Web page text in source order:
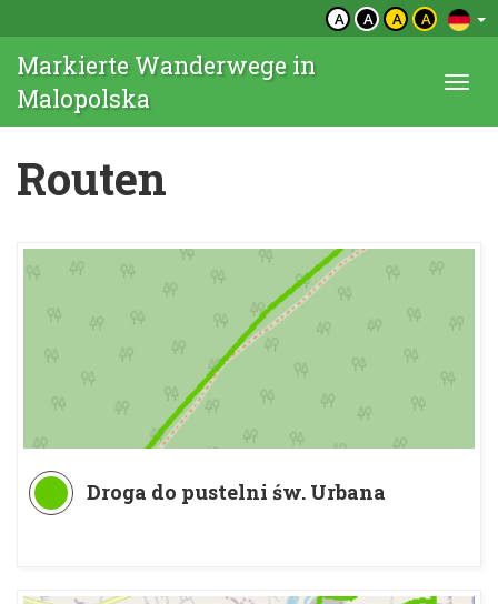
A A A A
Markierte Wanderwege in
Malopolska
Routen
Droga do pustelni św. Urbana